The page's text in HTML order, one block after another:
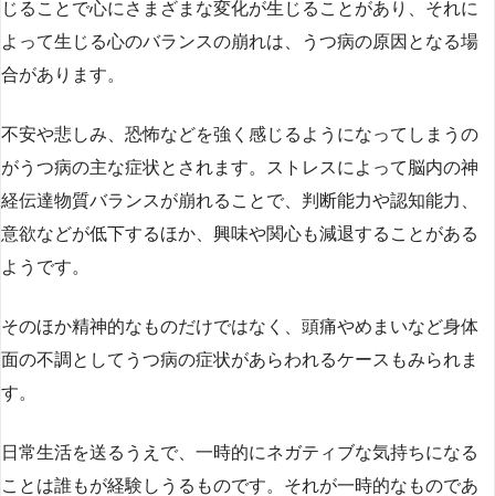
じることで心にさまざまな変化が生じることがあり、それに
よって生じる心のバランスの崩れは、うつ病の原因となる場
合があります。
不安や悲しみ、恐怖などを強く感じるようになってしまうの
がうつ病の主な症状とされます。ストレスによって脳内の神
経伝達物質バランスが崩れることで、判断能力や認知能力、
意欲などが低下するほか、興味や関心も減退することがある
ようです。
そのほか精神的なものだけではなく、頭痛やめまいなど身体
面の不調としてうつ病の症状があらわれるケースもみられま
す。
日常生活を送るうえで、一時的にネガティブな気持ちになる
ことは誰もが経験しうるものです。それが一時的なものであ